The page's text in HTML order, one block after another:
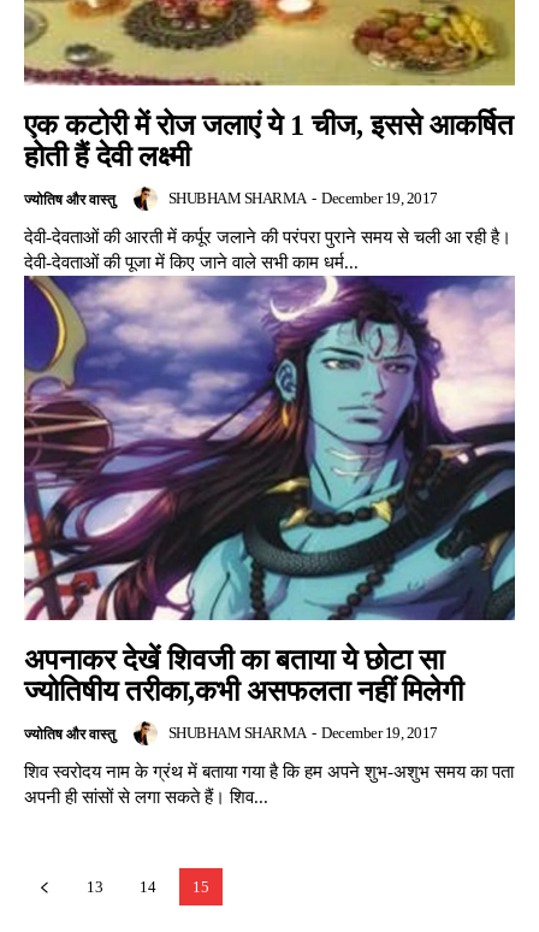
एक कटोरी में रोज जलाएं ये 1 चीज, इससे आकर्षित
होती हैं देवी लक्ष्मी
ज्योतिष और वास्तु SHUBHAM SHARMA - December 19, 2017
देवी-देवताओं की आरती में कर्पूर जलाने की परंपरा पुराने समय से चली आ रही है।
देवी-देवताओं की पूजा में किए जाने वाले सभी काम धर्म...
अपनाकर देखें शिवजी का बताया ये छोटा सा
ज्योतिषीय तरीका,कभी असफलता नहीं मिलेगी
ज्योतिष और वास्तु SHUBHAM SHARMA - December 19, 2017
शिव स्वरोदय नाम के ग्रंथ में बताया गया है कि हम अपने शुभ-अशुभ समय का पता
अपनी ही सांसों से लगा सकते हैं। शिव...
13 14 15